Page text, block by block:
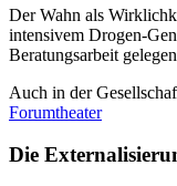
Der Wahn als
intensivem Drogen-
Beratungsarbeit
Auch in der
Forumtheater
Die